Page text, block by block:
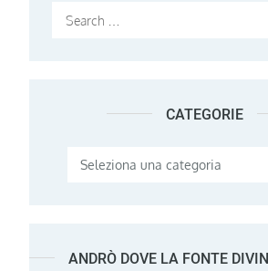
Search
CATEGORIE
Categorie
ANDRÒ DOVE LA FONTE